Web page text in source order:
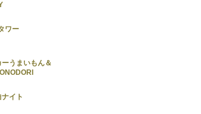
ワー
うまいもん＆
イト